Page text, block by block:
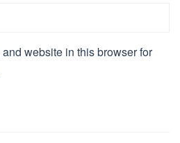
website in this browser for